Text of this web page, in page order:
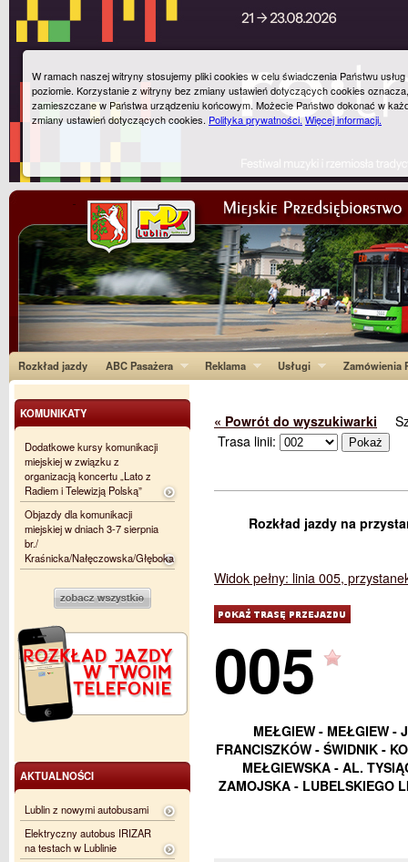
Rozkład jazdy ABC Pasażera Reklama Usługi Zamówienia
« Powrót do wyszukiwarki
Trasa linii:
Rozkład jazdy na
Widok pełny: linia 005,
005
MEŁGIEW - MEŁGIEW -
FRANCISZKÓW - ŚWIDNIK -
MEŁGIEWSKA - AL.
ZAMOJSKA - LUBELSKIEGO
KOMUNIKATY
Dodatkowe kursy komunikacji
miejskiej w związku z
organizacją koncertu „Lato z
Radiem i Telewizją Polską”
Objazdy dla komunikacji
miejskiej w dniach 3-7 sierpnia
br./
Kraśnicka/Nałęczowska/Głęboka
AKTUALNOŚCI
Lublin z nowymi autobusami
Elektryczny autobus IRIZAR
na testach w Lublinie
W ramach naszej witryny stosujemy pliki cookies w celu świadczenia Państwu
poziomie. Korzystanie z witryny bez zmiany ustawień dotyczących cookies
zamieszczane w Państwa urządzeniu końcowym. Możecie Państwo dokonać w
zmiany ustawień dotyczących cookies. Polityka prywatności.Więcej informacji.